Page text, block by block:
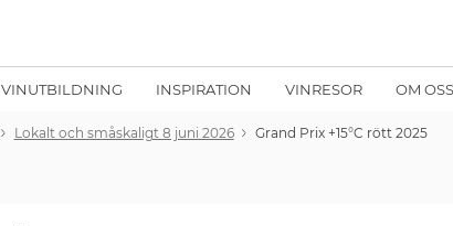
VINUTBILDNING INSPIRATION VINRESOR OM OSS
Lokalt och småskaligt 8 juni 2026 Grand Prix +15°C rött 2025